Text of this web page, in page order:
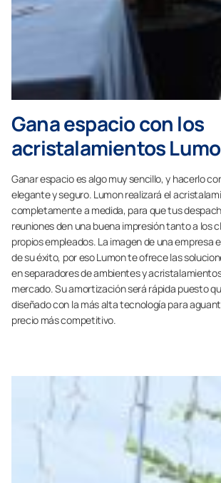
Gana espacio con los
acristalamientos
Ganar espacio es algo muy sencillo, y hacerlo
elegante y seguro. Lumon realizará el
completamente a medida, para que tus
reuniones den una buena impresión tanto a los
propios empleados. La imagen de una empresa
de su éxito, por eso Lumon te ofrece las
en separadores de ambientes y
mercado. Su amortización será rápida puesto
diseñado con la más alta tecnología para
precio más competitivo.